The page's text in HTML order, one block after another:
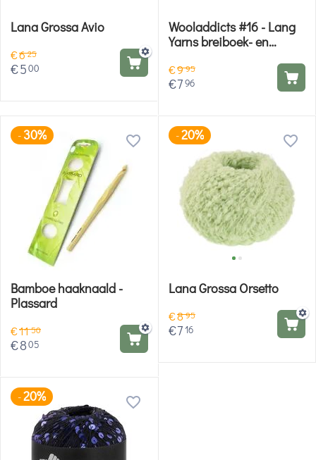
Lana Grossa Avio
€625
€500
Wooladdicts #16 - Lang
Yarns breiboek- en
€995
€796
-30%
Bamboe haaknaald -
Plassard
€1150
€805
-20%
Lana Grossa Orsetto
€895
€716
-20%